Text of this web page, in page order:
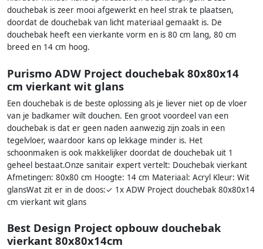
douchebak is zeer mooi afgewerkt en heel strak te plaatsen,
doordat de douchebak van licht materiaal gemaakt is. De
douchebak heeft een vierkante vorm en is 80 cm lang, 80 cm
breed en 14 cm hoog.
Purismo ADW Project douchebak 80x80x14
cm vierkant wit glans
Een douchebak is de beste oplossing als je liever niet op de vloer
van je badkamer wilt douchen. Een groot voordeel van een
douchebak is dat er geen naden aanwezig zijn zoals in een
tegelvloer, waardoor kans op lekkage minder is. Het
schoonmaken is ook makkelijker doordat de douchebak uit 1
geheel bestaat.Onze sanitair expert vertelt: Douchebak vierkant
Afmetingen: 80x80 cm Hoogte: 14 cm Materiaal: Acryl Kleur: Wit
glansWat zit er in de doos:✓ 1x ADW Project douchebak 80x80x14
cm vierkant wit glans
Best Design Project opbouw douchebak
vierkant 80x80x14cm